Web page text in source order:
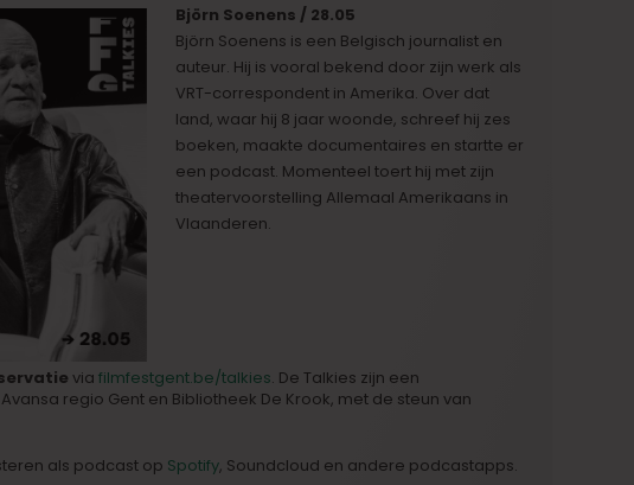
Björn Soenens / 28.05
Björn Soenens is een Belgisch journalist en
auteur. Hij is vooral bekend door zijn werk als
VRT-correspondent in Amerika. Over dat
land, waar hij 8 jaar woonde, schreef hij zes
boeken, maakte documentaires en startte er
een podcast. Momenteel toert hij met zijn
theatervoorstelling Allemaal Amerikaans in
Vlaanderen.
via filmfestgent.be/talkies. De Talkies zijn een
regio Gent en Bibliotheek De Krook, met de steun van
als podcast op Spotify, Soundcloud en andere podcastapps.